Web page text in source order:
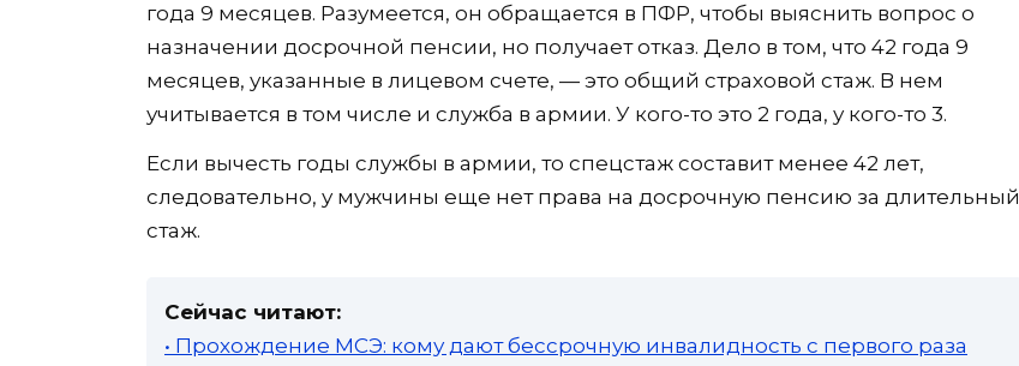
года 9 месяцев. Разумеется, он обращается в ПФР, чтобы выяснить вопрос о
назначении досрочной пенсии, но получает отказ. Дело в том, что 42 года 9
месяцев, указанные в лицевом счете, — это общий страховой стаж. В нем
учитывается в том числе и служба в армии. У ко­го-то это 2 года, у кого-то 3.
Если вычесть годы службы в армии, то спецстаж составит ме­нее 42 лет,
следовательно, у муж­чины еще нет права на досрочную пенсию за длительный
стаж.
Сейчас читают:
• Прохождение МСЭ: кому дают бессрочную инвалидность с первого раза